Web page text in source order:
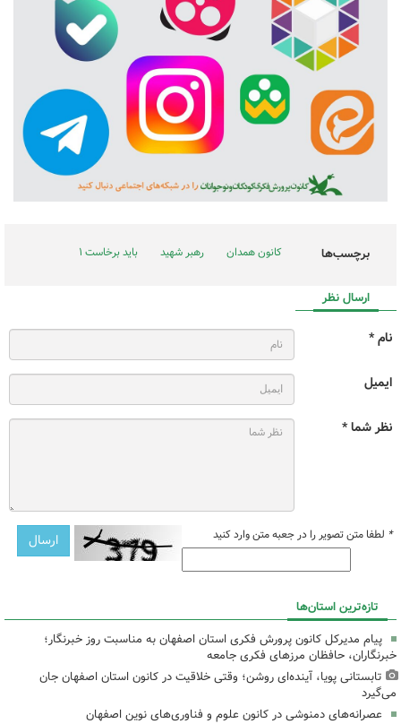
برچسب‌ها کانون همدان رهبر شهید باید برخاست ۱
ارسال نظر
نام *
ایمیل
نظر شما *
* لطفا متن تصویر را در جعبه متن وارد کنید
تازه‌ترین استان‌ها
پیام مدیرکل کانون پرورش فکری استان اصفهان به مناسبت روز خبرنگار؛
خبرنگاران، حافظان مرزهای فکری جامعه
تابستانی پویا، آینده‌ای روشن؛ وقتی خلاقیت در کانون استان اصفهان جان
می‌گیرد
عصرانه‌های دمنوشی در کانون علوم و فناوری‌های نوین اصفهان